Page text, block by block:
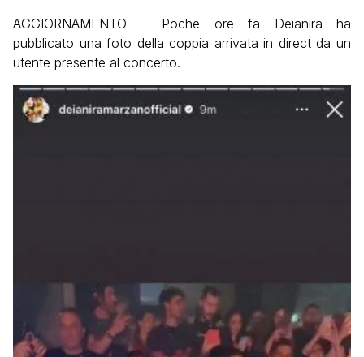
AGGIORNAMENTO – Poche ore fa Deianira ha
pubblicato una foto della coppia arrivata in direct da un
utente presente al concerto.